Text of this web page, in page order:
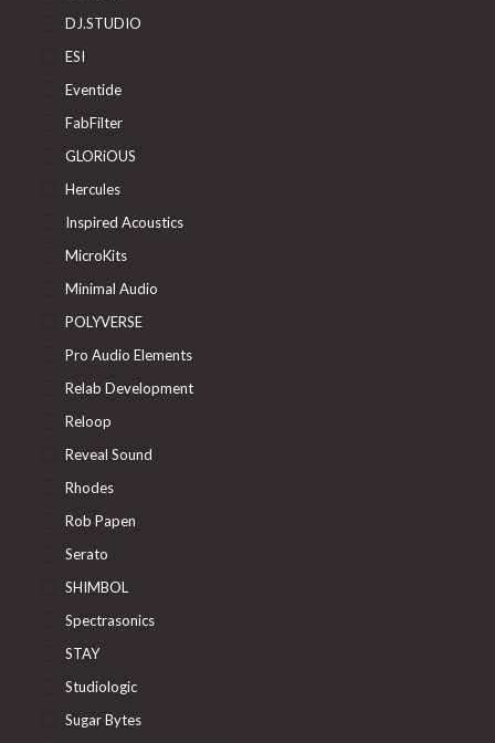
DJ.STUDIO
ESI
Eventide
FabFilter
GLORiOUS
Hercules
Inspired Acoustics
MicroKits
Minimal Audio
POLYVERSE
Pro Audio Elements
Relab Development
Reloop
Reveal Sound
Rhodes
Rob Papen
Serato
SHIMBOL
Spectrasonics
STAY
Studiologic
Sugar Bytes